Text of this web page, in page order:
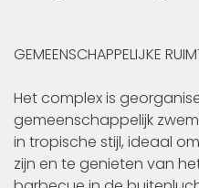
GEMEENSCHAPPELIJKE
Het complex is
gemeenschappelijk
in tropische stijl, ideaal
zijn en te genieten van